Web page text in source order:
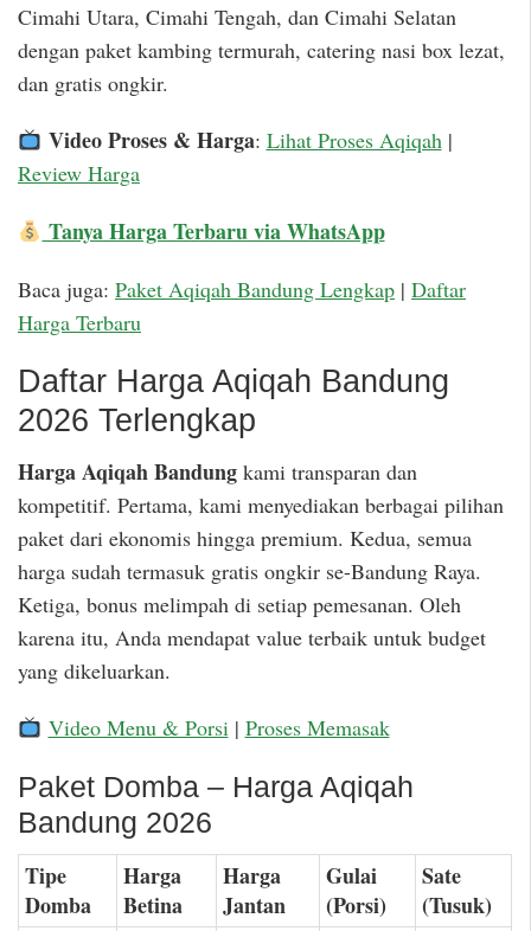
Cimahi Utara, Cimahi Tengah, dan Cimahi Selatan
dengan paket kambing termurah, catering nasi box lezat,
dan gratis ongkir.
Video Proses & Harga: Lihat Proses Aqiqah|
Review Harga
Tanya Harga Terbaru via WhatsApp
Baca juga: Paket Aqiqah Bandung Lengkap | Daftar
Harga Terbaru
Daftar Harga Aqiqah Bandung
2026 Terlengkap
Harga Aqiqah Bandung kami transparan dan
kompetitif. Pertama, kami menyediakan berbagai pilihan
paket dari ekonomis hingga premium. Kedua, semua
harga sudah termasuk gratis ongkir se-Bandung Raya.
Ketiga, bonus melimpah di setiap pemesanan. Oleh
karena itu, Anda mendapat value terbaik untuk budget
yang dikeluarkan.
Video Menu & Porsi| Proses Memasak
Paket Domba – Harga Aqiqah
Bandung 2026
Tipe
Domba
Harga
Betina
Harga
Jantan
Gulai
(Porsi)
Sate
(Tusuk)